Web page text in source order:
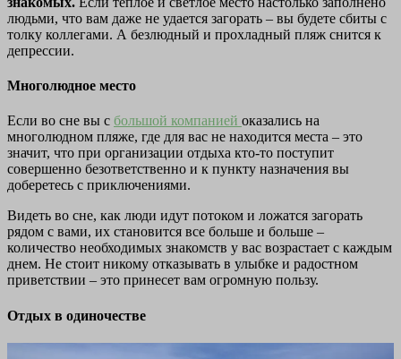
людьми, что вам даже не удается загорать – вы будете сбиты с
толку коллегами. А безлюдный и прохладный пляж снится к
депрессии.
Многолюдное место
Если во сне вы с большой компанией оказались на
многолюдном пляже, где для вас не находится места – это
значит, что при организации отдыха кто-то поступит
совершенно безответственно и к пункту назначения вы
доберетесь с приключениями.
Видеть во сне, как люди идут потоком и ложатся загорать
рядом с вами, их становится все больше и больше –
количество необходимых знакомств у вас возрастает с каждым
днем. Не стоит никому отказывать в улыбке и радостном
приветствии – это принесет вам огромную пользу.
Отдых в одиночестве